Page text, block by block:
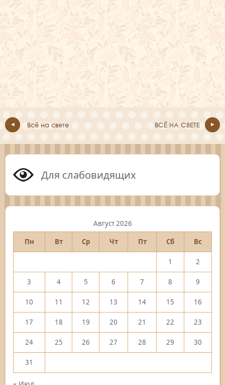
Всё на свете ВСЁ НА СВЕТЕ
Для слабовидящих
Август 2026
Пн
Вт Ср Чт Пт Сб Вс
1 2
3 4 5 6 7 8 9
10 11 12 13 14 15 16
17 18 19 20 21 22 23
24 25 26 27 28 29 30
31